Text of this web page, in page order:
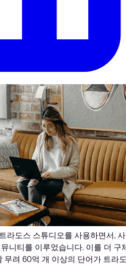
라도스 스튜디오를 사용하면서, 사
니티를 이루었습니다. 이를 더 구
무려 60억 개 이상의 단어가 트라